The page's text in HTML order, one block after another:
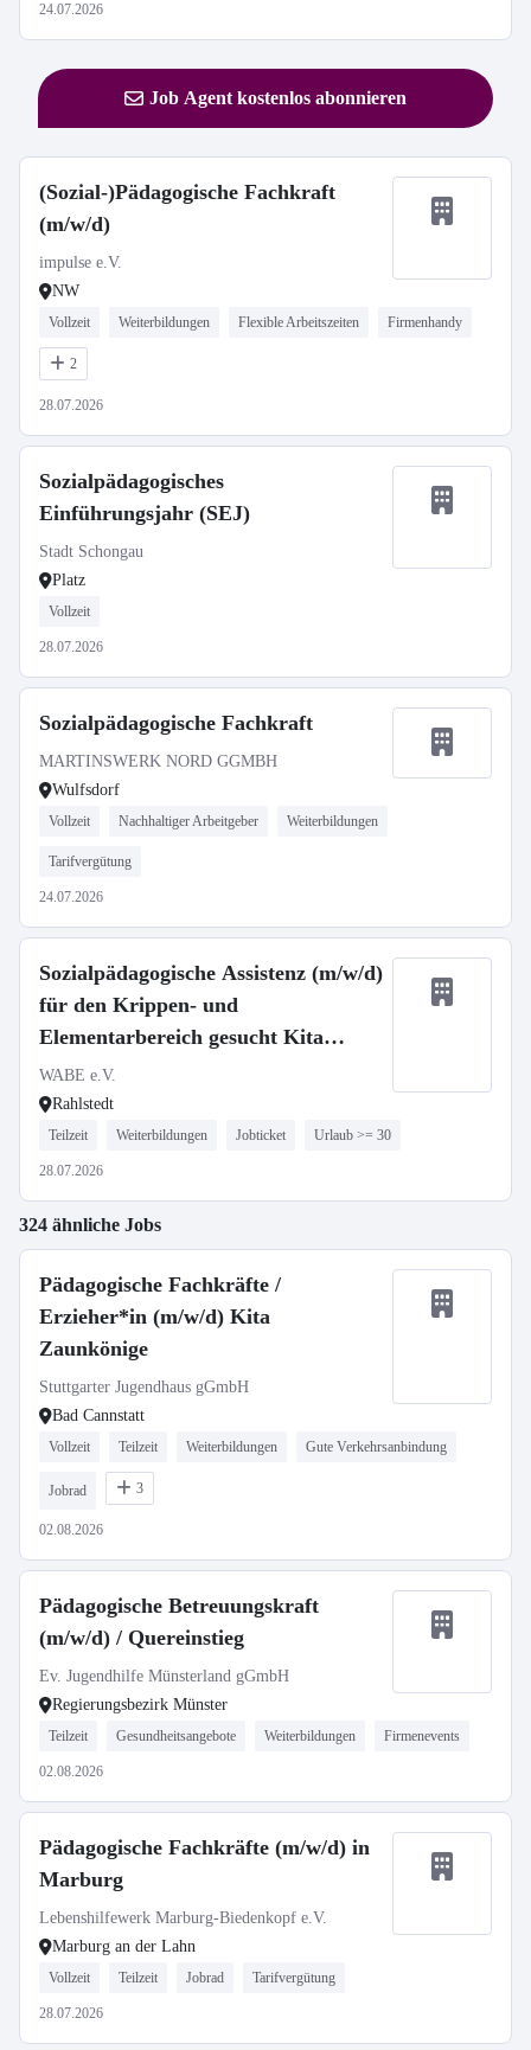
24.07.2026
Job Agent kostenlos abonnieren
(Sozial-)Pädagogische Fachkraft
(m/w/d)
impulse e.V.
NW
Vollzeit Weiterbildungen Flexible Arbeitszeiten Firmenhandy
2
28.07.2026
Sozialpädagogisches
Einführungsjahr (SEJ)
Stadt Schongau
Platz
Vollzeit
28.07.2026
Sozialpädagogische Fachkraft
MARTINSWERK NORD GGMBH
Wulfsdorf
Vollzeit Nachhaltiger Arbeitgeber Weiterbildungen
Tarifvergütung
24.07.2026
Sozialpädagogische Assistenz (m/w/d)
für den Krippen- und
Elementarbereich gesucht Kita
Rahlstedter Weg
WABE e.V.
Rahlstedt
Teilzeit Weiterbildungen Jobticket Urlaub >= 30
28.07.2026
324 ähnliche Jobs
Pädagogische Fachkräfte /
Erzieher*in (m/w/d) Kita
Zaunkönige
Stuttgarter Jugendhaus gGmbH
Bad Cannstatt
Vollzeit Teilzeit Weiterbildungen Gute Verkehrsanbindung
Jobrad 3
02.08.2026
Pädagogische Betreuungskraft
(m/w/d) / Quereinstieg
Ev. Jugendhilfe Münsterland gGmbH
Regierungsbezirk Münster
Teilzeit Gesundheitsangebote Weiterbildungen Firmenevents
02.08.2026
Pädagogische Fachkräfte (m/w/d) in
Marburg
Lebenshilfewerk Marburg-Biedenkopf e.V.
Marburg an der Lahn
Vollzeit Teilzeit Jobrad Tarifvergütung
28.07.2026